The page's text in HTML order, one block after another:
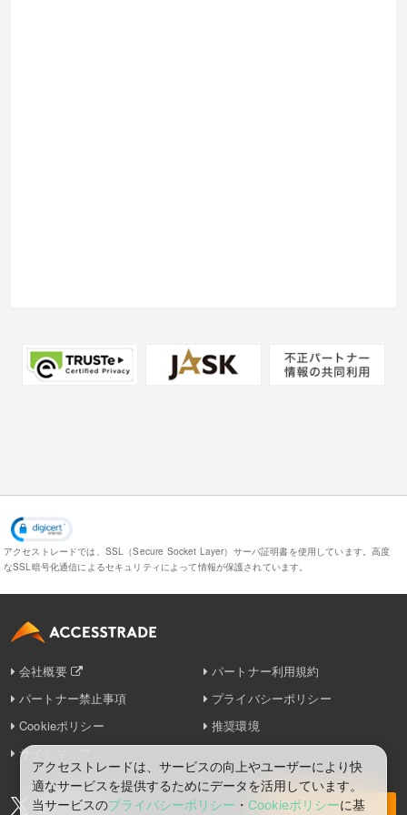
アクセストレードでは、SSL（Secure Socket Layer）サーバ証明書を使用しています。高度
なSSL暗号化通信によるセキュリティによって情報が保護されています。
会社概要
パートナー利用規約
パートナー禁止事項
プライバシーポリシー
Cookieポリシー
推奨環境
サイトマップ
お問い合わせ
アクセストレードは、サービスの向上やユーザーにより快
適なサービスを提供するためにデータを活用しています。
当サービスのプライバシーポリシー ・ Cookieポリシーに基